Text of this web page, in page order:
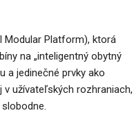
Modular Platform), ktorá
na „inteligentný obytný
a jedinečné prvky ako
v užívateľských rozhraniach,